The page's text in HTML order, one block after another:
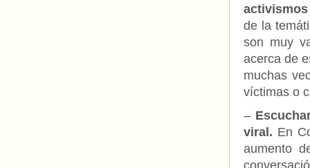
de la
son muy
acerca de
muchas
víctimas o
–
viral. En
aumento